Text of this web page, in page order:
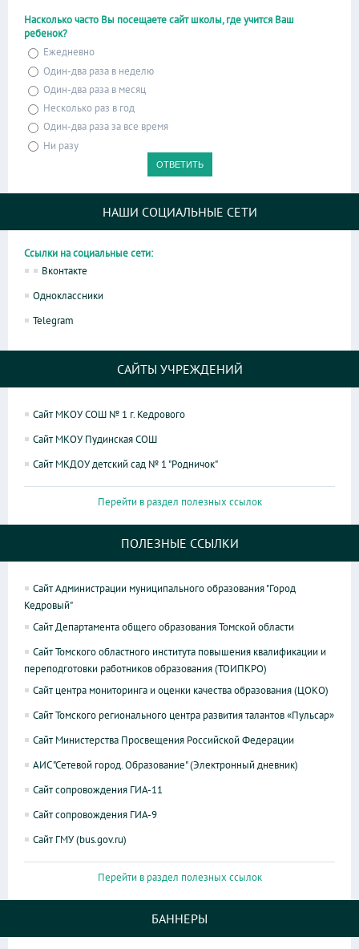
Насколько часто Вы посещаете сайт школы, где учится Ваш
ребенок?
Ежедневно
Один-два раза в неделю
Один-два раза в месяц
Несколько раз в год
Один-два раза за все время
Ни разу
НАШИ СОЦИАЛЬНЫЕ СЕТИ
Ссылки на социальные сети:
Вконтакте
Одноклассники
Telegram
САЙТЫ УЧРЕЖДЕНИЙ
Сайт МКОУ СОШ № 1 г. Кедрового
Сайт МКОУ Пудинская СОШ
Сайт МКДОУ детский сад № 1 "Родничок"
Перейти в раздел полезных ссылок
ПОЛЕЗНЫЕ ССЫЛКИ
Сайт Администрации муниципального образования "Город
Кедровый"
Сайт Департамента общего образования Томской области
Сайт Томского областного института повышения квалификации и
переподготовки работников образования (ТОИПКРО)
Сайт центра мониторинга и оценки качества образования (ЦОКО)
Сайт Томского регионального центра развития талантов «Пульсар»
Сайт Министерства Просвещения Российской Федерации
АИС "Сетевой город. Образование" (Электронный дневник)
Сайт сопровождения ГИА-11
Сайт сопровождения ГИА-9
Сайт ГМУ (bus.gov.ru)
Перейти в раздел полезных ссылок
БАННЕРЫ